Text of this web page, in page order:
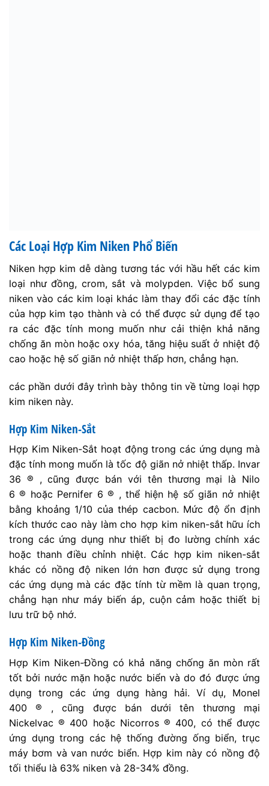
Các Loại Hợp Kim Niken Phổ Biến
Niken hợp kim dễ dàng tương tác với hầu hết các kim
loại như đồng, crom, sắt và molypden. Việc bổ sung
niken vào các kim loại khác làm thay đổi các đặc tính
của hợp kim tạo thành và có thể được sử dụng để tạo
ra các đặc tính mong muốn như cải thiện khả năng
chống ăn mòn hoặc oxy hóa, tăng hiệu suất ở nhiệt độ
cao hoặc hệ số giãn nở nhiệt thấp hơn, chẳng hạn.
các phần dưới đây trình bày thông tin về từng loại hợp
kim niken này.
Hợp Kim Niken-Sắt
Hợp Kim Niken-Sắt hoạt động trong các ứng dụng mà
đặc tính mong muốn là tốc độ giãn nở nhiệt thấp. Invar
36 ® , cũng được bán với tên thương mại là Nilo
6 ® hoặc Pernifer 6 ® , thể hiện hệ số giãn nở nhiệt
bằng khoảng 1/10 của thép cacbon. Mức độ ổn định
kích thước cao này làm cho hợp kim niken-sắt hữu ích
trong các ứng dụng như thiết bị đo lường chính xác
hoặc thanh điều chỉnh nhiệt. Các hợp kim niken-sắt
khác có nồng độ niken lớn hơn được sử dụng trong
các ứng dụng mà các đặc tính từ mềm là quan trọng,
chẳng hạn như máy biến áp, cuộn cảm hoặc thiết bị
lưu trữ bộ nhớ.
Hợp Kim Niken-Đồng
Hợp Kim Niken-Đồng có khả năng chống ăn mòn rất
tốt bởi nước mặn hoặc nước biển và do đó được ứng
dụng trong các ứng dụng hàng hải. Ví dụ, Monel
400 ® , cũng được bán dưới tên thương mại
Nickelvac ® 400 hoặc Nicorros ® 400, có thể được
ứng dụng trong các hệ thống đường ống biển, trục
máy bơm và van nước biển. Hợp kim này có nồng độ
tối thiểu là 63% niken và 28-34% đồng.